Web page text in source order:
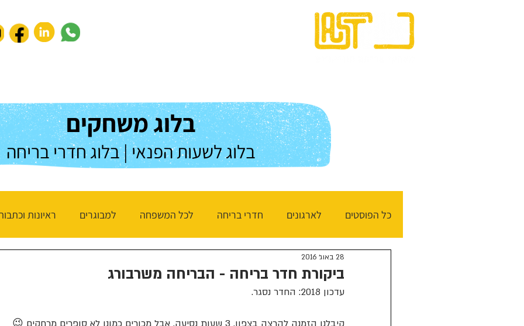
בלוג משחקים
בלוג לשעות הפנאי | בלוג חדרי בריחה
כל הפוסטים לארגונים חדרי בריחה לכל המשפחה למבוגרים ראיונות
ביקורת חדר בריחה - הבריחה משרבורג
28 באוג׳ 2016
עדכון 2018: החדר נסגר.